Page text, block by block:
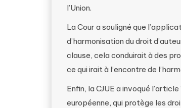
l’Union.
La Cour a souligné que
d’harmonisation du droit
clause, cela conduirait à des
ce qui irait à l’encontre de
Enfin, la CJUE a invoqué
européenne, qui protège les